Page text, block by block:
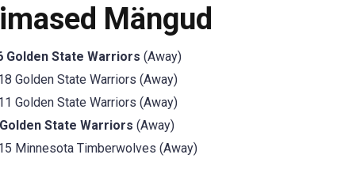
Mängud
Golden State Warriors (Away)
Golden State Warriors (Away)
Golden State Warriors (Away)
State Warriors (Away)
Minnesota Timberwolves (Away)